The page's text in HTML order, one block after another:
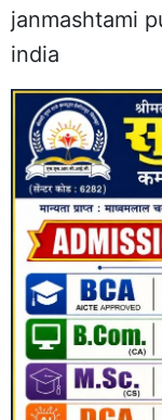
janmashtami
india